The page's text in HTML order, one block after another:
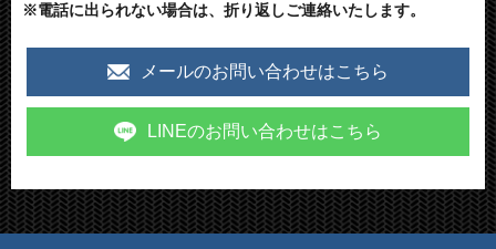
※電話に出られない場合は、折り返しご連絡いたします。
メールのお問い合わせはこちら
LINEのお問い合わせはこちら